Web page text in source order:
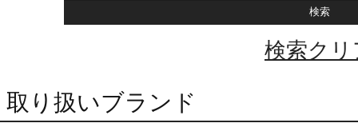
検索クリ
取り扱いブランド